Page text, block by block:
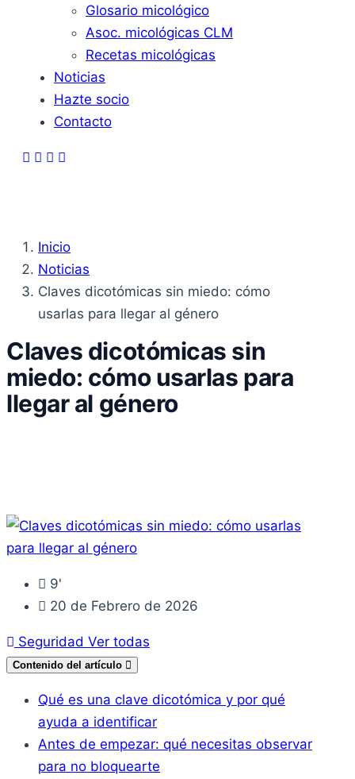
Glosario micológico
Asoc. micológicas CLM
Recetas micológicas
Noticias
Hazte socio
Contacto
Inicio
Noticias
Claves dicotómicas sin miedo: cómo
usarlas para llegar al género
Claves dicotómicas sin
miedo: cómo usarlas para
llegar al género
9'
20 de Febrero de 2026
Seguridad Ver todas
Contenido del artículo
Qué es una clave dicotómica y por qué
ayuda a identificar
Antes de empezar: qué necesitas observar
para no bloquearte